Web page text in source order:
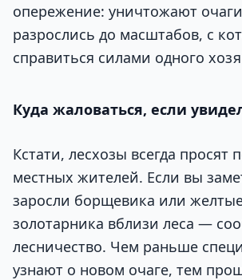
опережение: уничтожают
разрослись до масштабов, с
справиться силами одного
Куда жаловаться, если
Кстати, лесхозы всегда просят
местных жителей. Если вы
заросли борщевика или
золотарника вблизи леса —
лесничество. Чем раньше
узнают о новом очаге, тем